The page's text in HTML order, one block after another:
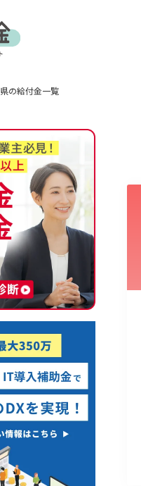
信業 卸売･小売業
海外展開
の給付金一覧